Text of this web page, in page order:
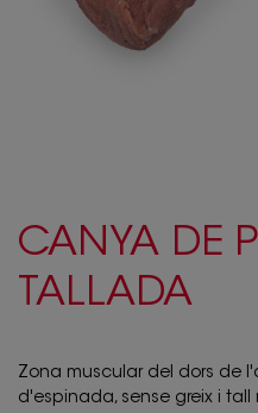
CANYA DE
TALLADA
Zona muscular del dors de
d'espinada, sense greix i tall